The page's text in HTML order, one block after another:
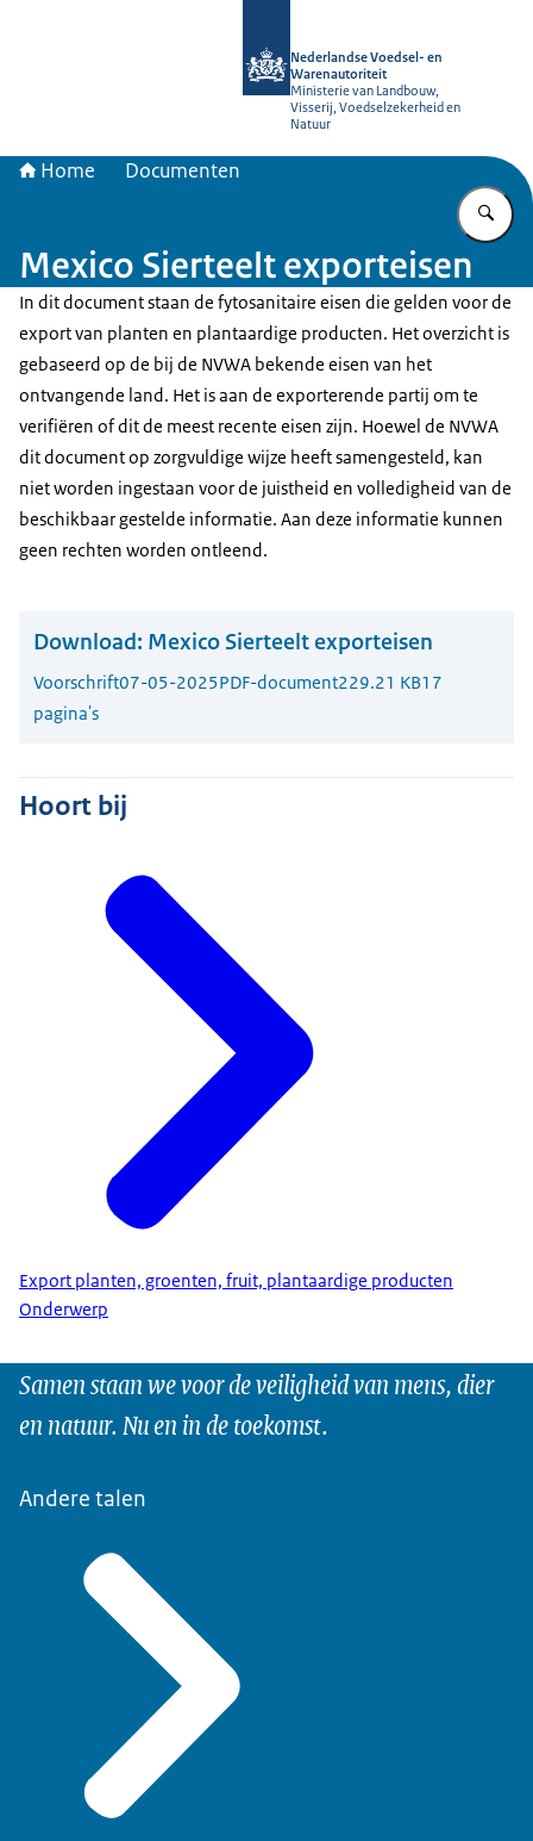
Nederlandse Voedsel- en
Warenautoriteit
Ministerie van Landbouw,
Visserij, Voedselzekerheid en
Natuur
Home Documenten
Mexico Sierteelt exporteisen
In dit document staan de fytosanitaire eisen die gelden voor de
export van planten en plantaardige producten. Het overzicht is
gebaseerd op de bij de NVWA bekende eisen van het
ontvangende land. Het is aan de exporterende partij om te
verifiëren of dit de meest recente eisen zijn. Hoewel de NVWA
dit document op zorgvuldige wijze heeft samengesteld, kan
niet worden ingestaan voor de juistheid en volledigheid van de
beschikbaar gestelde informatie. Aan deze informatie kunnen
geen rechten worden ontleend.
Download: Mexico Sierteelt exporteisen
Voorschrift07-05-2025PDF-document229.21 KB17
pagina's
Hoort bij
Export planten, groenten, fruit, plantaardige producten
Onderwerp
Samen staan we voor de veiligheid van mens, dier
en natuur. Nu en in de toekomst.
Andere talen